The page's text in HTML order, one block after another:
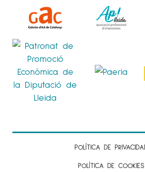
POLÍTICA DE
POLÍTICA DE COOKIES